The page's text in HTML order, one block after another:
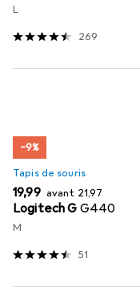
L
269
−9%
Tapis de souris
EUR
19,99 avant EUR
21,97
Logitech G G440
M
51